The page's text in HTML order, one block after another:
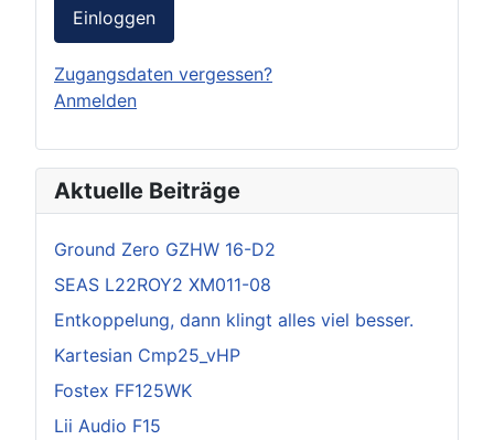
Einloggen
Zugangsdaten vergessen?
Anmelden
Aktuelle Beiträge
Ground Zero GZHW 16-D2
SEAS L22ROY2 XM011-08
Entkoppelung, dann klingt alles viel besser.
Kartesian Cmp25_vHP
Fostex FF125WK
Lii Audio F15